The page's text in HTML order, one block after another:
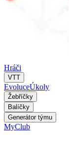
Hráči
VTT
EvoluceÚkoly
Žebříčky
Balíčky
Generátor týmu
MyClub